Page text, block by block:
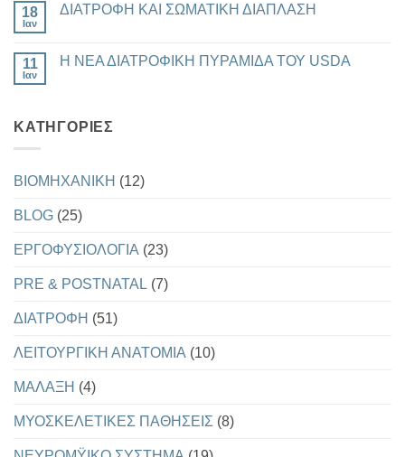
AMERICAN
ΔΕΙΚΤΗΣ
Ω3
σχόλια
ΥΓΕΙΑΣ
ΚΑΙ
18
Ιαν
ΔΙΑΤΡΟΦΗ ΚΑΙ ΣΩΜΑΤΙΚΗ ΔΙΑΠΛΑΣΗ
στο
11
Ιαν
Η ΝΕΑ ΔΙΑΤΡΟΦΙΚΗ ΠΥΡΑΜΙΔΑ ΤΟΥ USDA
Η
USDA
KΑΤΗΓΟΡΊΕΣ
BIOMHXANIKH (12)
BLOG (25)
EΡΓΟΦΥΣΙΟΛΟΓΙΑ (23)
PRE & POSTNATAL (7)
ΔΙΑΤΡΟΦΗ (51)
ΛΕΙΤΟΥΡΓΙΚΗ ΑΝΑΤΟΜΙΑ (10)
ΜΑΛΑΞΗ (4)
ΜΥΟΣΚΕΛΕΤΙΚΕΣ ΠΑΘΗΣΕΙΣ (8)